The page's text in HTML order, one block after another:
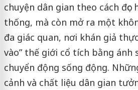
chuyện dân gian theo cách đọc
thống, mà còn mở ra một
đa giác quan, nơi khán giả
vào” thế giới cổ tích bằng ánh
chuyển động sống động.
cảnh và chất liệu dân gian